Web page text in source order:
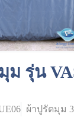
รุ่น
ผ้าปูรัดมุม